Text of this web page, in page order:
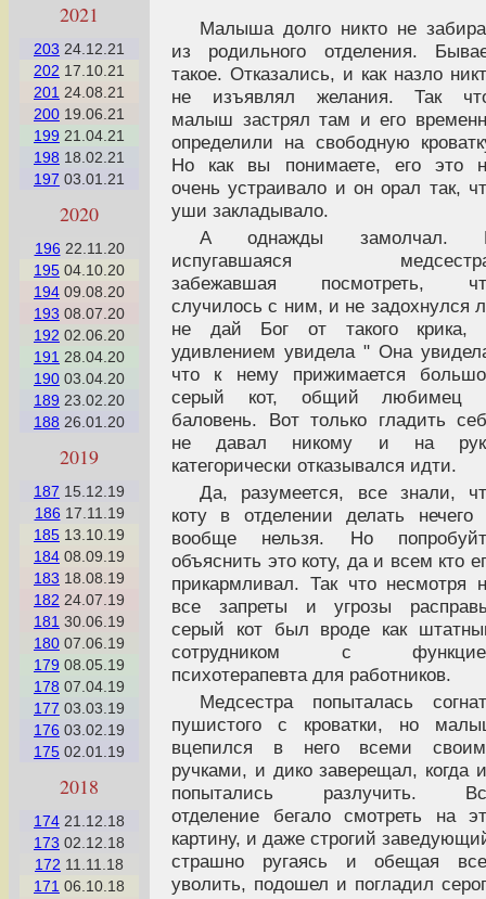
2021
203 24.12.21
202 17.10.21
201 24.08.21
200 19.06.21
199 21.04.21
198 18.02.21
197 03.01.21
2020
196 22.11.20
195 04.10.20
194 09.08.20
193 08.07.20
192 02.06.20
191 28.04.20
190 03.04.20
189 23.02.20
188 26.01.20
2019
187 15.12.19
186 17.11.19
185 13.10.19
184 08.09.19
183 18.08.19
182 24.07.19
181 30.06.19
180 07.06.19
179 08.05.19
178 07.04.19
177 03.03.19
176 03.02.19
175 02.01.19
2018
174 21.12.18
173 02.12.18
172 11.11.18
171 06.10.18
Малыша долго никто не
из родильного отделения.
такое. Отказались, и как назло
не изъявлял желания. Так
малыш застрял там и его
определили на свободную
Но как вы понимаете, его это
очень устраивало и он орал так,
уши закладывало.
А однажды замолчал.
испугавшаяся
забежавшая посмотреть,
случилось с ним, и не задохнулся
не дай Бог от такого крика,
удивлением увидела " Она
что к нему прижимается
серый кот, общий любимец
баловень. Вот только гладить
не давал никому и на
категорически отказывался идти.
Да, разумеется, все знали,
коту в отделении делать нечего
вообще нельзя. Но
объяснить это коту, да и всем кто
прикармливал. Так что несмотря
все запреты и угрозы
серый кот был вроде как
сотрудником с
психотерапевта для работников.
Медсестра попыталась
пушистого с кроватки, но
вцепился в него всеми
ручками, и дико заверещал, когда
попытались разлучить.
отделение бегало смотреть на
картину, и даже строгий
страшно ругаясь и обещая
уволить, подошел и погладил